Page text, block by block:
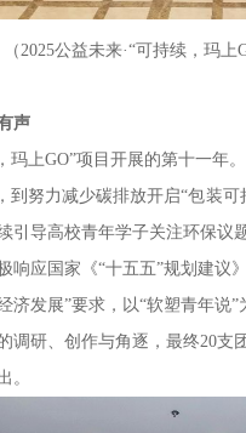
（ 2025公益未来·“可持续，玛上
声
玛上GO”项目开展的第十一年
到努力减少碳排放开启“包装可
引导高校青年学子关注环保议
应国家《“十五五”规划建议
济发展”要求，以“软塑青年说
调研、创作与角逐，最终20支
。